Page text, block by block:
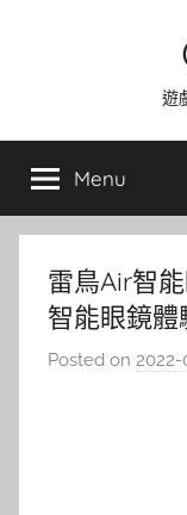
遊
Menu
雷鳥Air智
智能眼鏡體
Posted on 2022-